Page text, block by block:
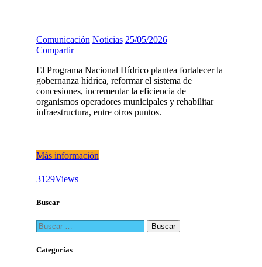
Comunicación Noticias 25/05/2026
Compartir
El Programa Nacional Hídrico plantea fortalecer la
gobernanza hídrica, reformar el sistema de
concesiones, incrementar la eficiencia de
organismos operadores municipales y rehabilitar
infraestructura, entre otros puntos.
Más información
3129Views
Buscar
Buscar:
Categorías